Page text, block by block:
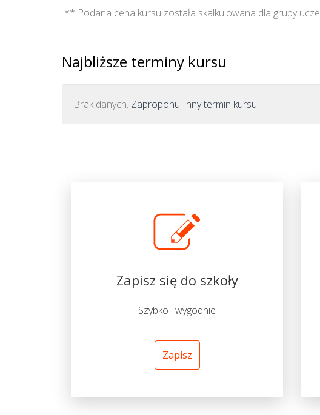
** Podana cena kursu została skalkulowana dla grupy
Najbliższe terminy kursu
Brak danych. Zaproponuj inny termin kursu
Zapisz się do szkoły
Szybko i wygodnie
Zapisz